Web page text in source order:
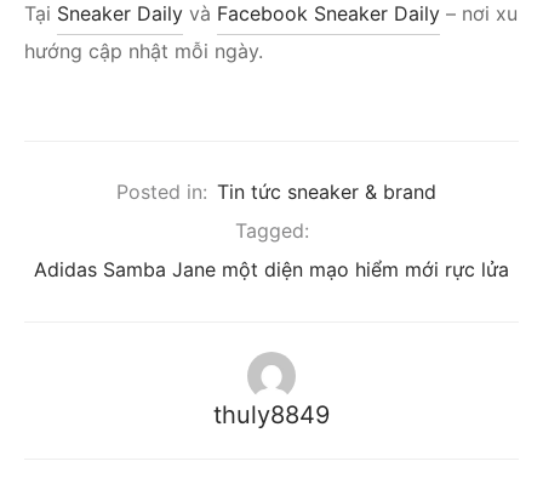
Tại Sneaker Daily và Facebook Sneaker Daily – nơi xu
hướng cập nhật mỗi ngày.
Posted in: Tin tức sneaker & brand
Tagged:
Adidas Samba Jane một diện mạo hiểm mới rực lửa
thuly8849